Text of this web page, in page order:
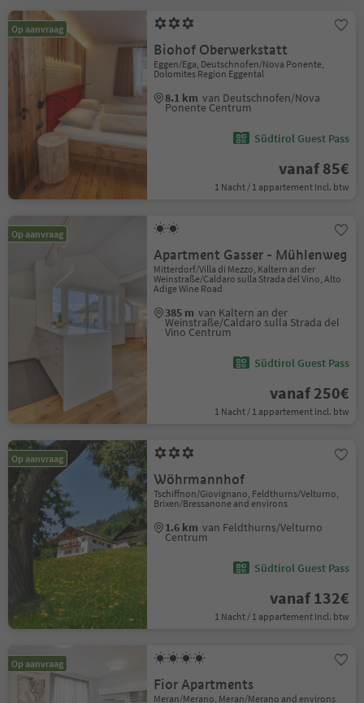
Op aanvraag
Biohof Oberwerkstatt
Eggen/Ega, Deutschnofen/Nova Ponente,
Dolomites Region Eggental
8.1 km van Deutschnofen/Nova
Ponente Centrum
Südtirol Guest Pass
vanaf 85€
1 Nacht / 1 appartement Incl. btw
Op aanvraag
Apartment Gasser - Mühlenweg
Mitterdorf/Villa di Mezzo, Kaltern an der
Weinstraße/Caldaro sulla Strada del Vino, Alto
Adige Wine Road
385 m van Kaltern an der
Weinstraße/Caldaro sulla Strada del
Vino Centrum
Südtirol Guest Pass
vanaf 250€
1 Nacht / 1 appartement Incl. btw
Op aanvraag
Wöhrmannhof
Tschiffnon/Giovignano, Feldthurns/Velturno,
Brixen/Bressanone and environs
1.6 km van Feldthurns/Velturno
Centrum
Südtirol Guest Pass
vanaf 132€
1 Nacht / 1 appartement Incl. btw
Op aanvraag
Fior Apartments
Meran/Merano, Meran/Merano and environs